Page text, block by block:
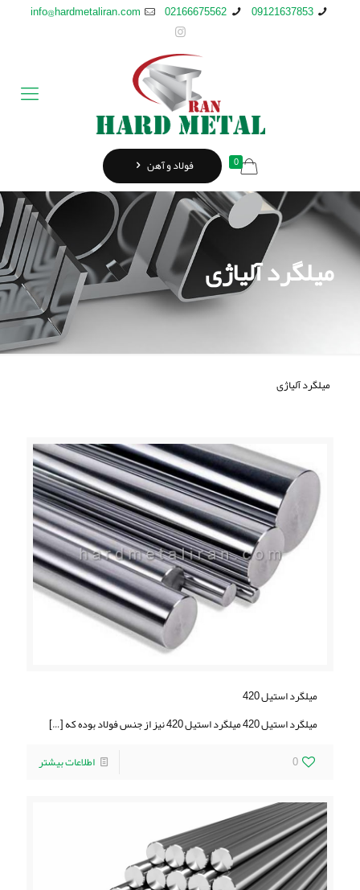
09121637853
02166675562
info@hardmetaliran.com
0 فولاد و آهن
ميلگرد آلیاژی
ميلگرد آلیاژی
ميلگرد استيل 420
ميلگرد استيل 420 ميلگرد استيل 420 نیز از جنس فولاد بوده که
[…]
0
اطلاعات بیشتر